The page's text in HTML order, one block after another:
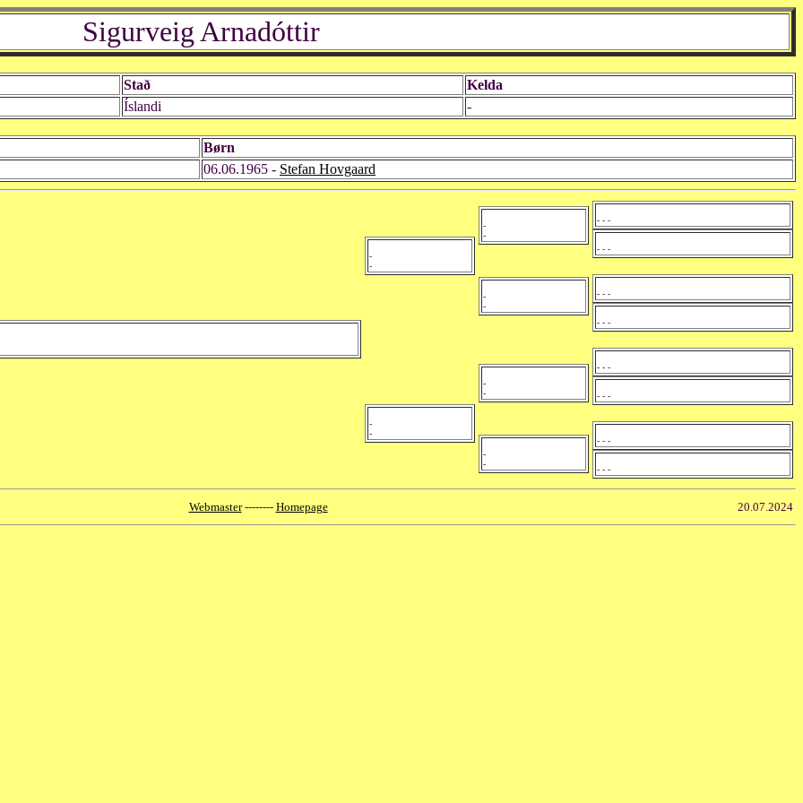
Sigurveig Arnadóttir
Stað
Kelda
Íslandi -
Børn
06.06.1965 - Stefan Hovgaard
-
-
-
-
-
-
-
-
-
-
-
-
- - -
- - -
- - -
- - -
- - -
- - -
- - -
- - -
Webmaster-------- Homepage 20.07.2024